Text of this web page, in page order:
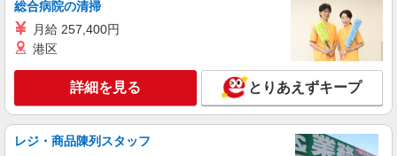
派遣社員
株式会社kotrio /●UT-H-1876080
デイサービスSTAFF｜面接なし！履歴書不
時給1500円〜2125円 ＜日払い有/週払い有/交
通費全支給(ガソリン代含む)＞
栃木市 ◆来社不要
総合病院の清掃
月給 257,400円
港区
詳細を見る とりあえずキープ
レジ・商品陳列スタッフ